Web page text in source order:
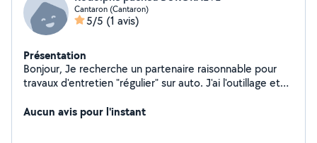
Cantaron (Cantaron)
5/5 (1 avis)
Présentation
Bonjour, Je recherche un partenaire raisonnable pour
travaux d'entretien "régulier" sur auto. J'ai l'outillage et
Aucun avis pour l'instant